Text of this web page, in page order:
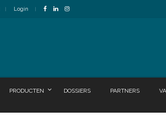
Login
PRODUCTEN DOSSIERS PARTNERS